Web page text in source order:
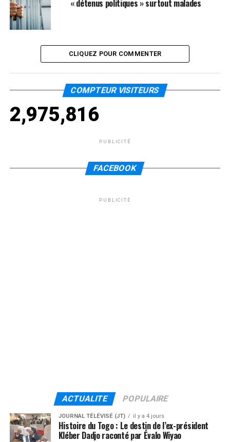
« détenus politiques » surtout malades
CLIQUEZ POUR COMMENTER
COMPTEUR VISITEURS
2,975,816
PUBLICITÉ
FACEBOOK
PUBLICITÉ
ACTUALITE POPULAIRE
JOURNAL TÉLÉVISÉ (JT) il y a 4 jours
Histoire du Togo : Le destin de l’ex-président
Kléber Dadjo raconté par Évalo Wiyao